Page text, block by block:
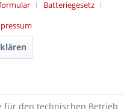
Batteriegesetz
für den technischen Betrieb